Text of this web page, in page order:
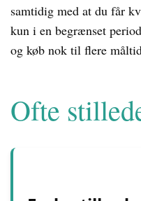
samtidig med at du får
kun i en begrænset
og køb nok til flere
Ofte